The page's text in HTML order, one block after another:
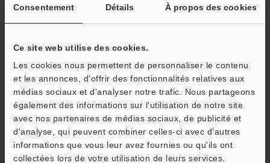
Consentement Détails À propos des cookies
Ce site web utilise des cookies.
Les cookies nous permettent de personnaliser le contenu
et les annonces, d'offrir des fonctionnalités relatives aux
médias sociaux et d'analyser notre trafic. Nous partageons
également des informations sur l'utilisation de notre site
avec nos partenaires de médias sociaux, de publicité et
d'analyse, qui peuvent combiner celles-ci avec d'autres
informations que vous leur avez fournies ou qu'ils ont
collectées lors de votre utilisation de leurs services.
X, Y et Z
Poids Environ 135 g
La classification est basée sur la norme CEI60825-1,
conformément aux exigences du Laser Notice relatif aux
dispositifs laser publié par la FDA (CDRH).
Valeur obtenue lors de la mesure de la cible standard KEYENCE